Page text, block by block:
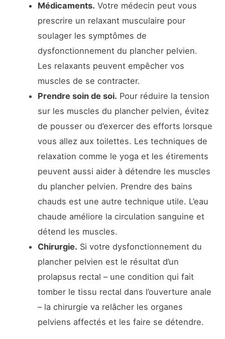
Médicaments. Votre médecin peut vous
prescrire un relaxant musculaire pour
soulager les symptômes de
dysfonctionnement du plancher pelvien.
Les relaxants peuvent empêcher vos
muscles de se contracter.
Prendre soin de soi. Pour réduire la tension
sur les muscles du plancher pelvien, évitez
de pousser ou d’exercer des efforts lorsque
vous allez aux toilettes. Les techniques de
relaxation comme le yoga et les étirements
peuvent aussi aider à détendre les muscles
du plancher pelvien. Prendre des bains
chauds est une autre technique utile. L’eau
chaude améliore la circulation sanguine et
détend les muscles.
Chirurgie. Si votre dysfonctionnement du
plancher pelvien est le résultat d’un
prolapsus rectal – une condition qui fait
tomber le tissu rectal dans l’ouverture anale
– la chirurgie va relâcher les organes
pelviens affectés et les faire se détendre.